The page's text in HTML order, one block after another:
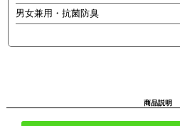
男女兼用・抗菌防臭
商品説明